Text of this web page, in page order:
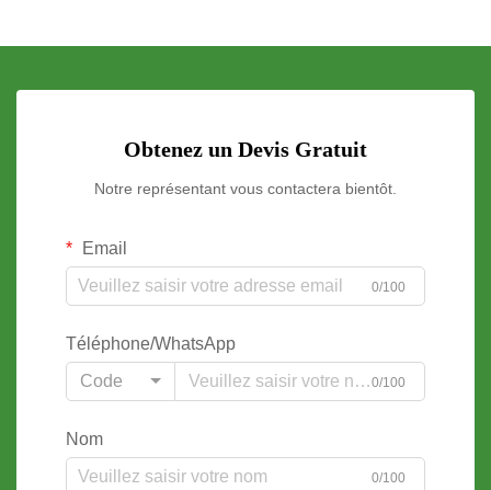
Obtenez un Devis Gratuit
Notre représentant vous contactera bientôt.
Email
0/100
Téléphone/WhatsApp
Code
0/100
Nom
0/100